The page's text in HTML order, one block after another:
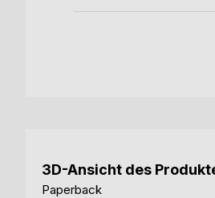
3D-Ansicht des
Paperback